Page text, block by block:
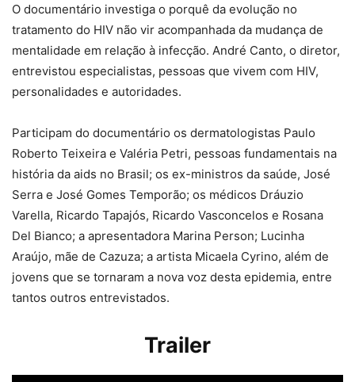
O documentário investiga o porquê da evolução no
tratamento do HIV não vir acompanhada da mudança de
mentalidade em relação à infecção. André Canto, o diretor,
entrevistou especialistas, pessoas que vivem com HIV,
personalidades e autoridades.
Participam do documentário os dermatologistas Paulo
Roberto Teixeira e Valéria Petri, pessoas fundamentais na
história da aids no Brasil; os ex-ministros da saúde, José
Serra e José Gomes Temporão; os médicos Dráuzio
Varella, Ricardo Tapajós, Ricardo Vasconcelos e Rosana
Del Bianco; a apresentadora Marina Person; Lucinha
Araújo, mãe de Cazuza; a artista Micaela Cyrino, além de
jovens que se tornaram a nova voz desta epidemia, entre
tantos outros entrevistados.
Trailer